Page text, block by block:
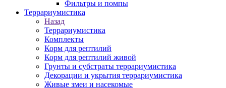
Фильтры и помпы
Террариумистика
Назад
Террариумистика
Комплекты
Корм для рептилий
Корм для рептилий живой
Грунты и субстраты террариумистика
Декорации и укрытия террариумистика
Живые змеи и насекомые